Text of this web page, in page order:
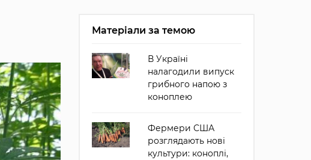
Матеріали за темою
В Україні
налагодили випуск
грибного напою з
коноплею
Фермери США
розглядають нові
культури: коноплі,